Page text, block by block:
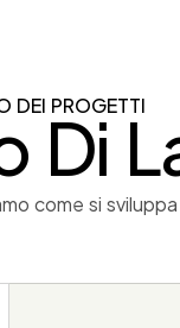
DEI PROGETTI
Di
come si